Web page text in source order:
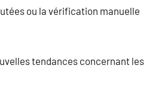
ou la vérification manuelle
tendances concernant les